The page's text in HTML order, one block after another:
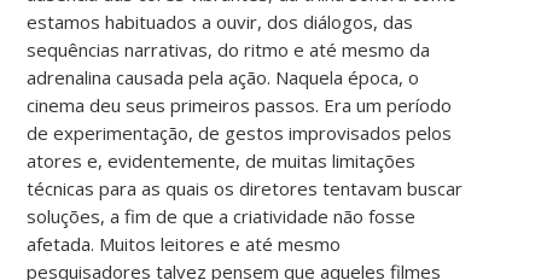
estamos habituados a ouvir, dos diálogos, das
sequências narrativas, do ritmo e até mesmo da
adrenalina causada pela ação. Naquela época, o
cinema deu seus primeiros passos. Era um período
de experimentação, de gestos improvisados pelos
atores e, evidentemente, de muitas limitações
técnicas para as quais os diretores tentavam buscar
soluções, a fim de que a criatividade não fosse
afetada. Muitos leitores e até mesmo
pesquisadores talvez pensem que aqueles filmes